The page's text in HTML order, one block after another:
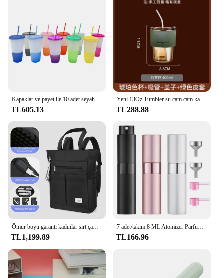
Kapaklar ve payet ile 10 adet seyahat kupalar renk değiştirme bardaklar yeniden kullanılabilir plastik bardaklar BPA ücretsiz 24 OZ soğuk buzlu kahve bardakları içecekler için
TL605.13
Yeni 13Oz Tumbler su cam cam kahve kupaları saman ve kapak buzlu çay bardağı kalınlaşmak duvar yalıtımlı cam bardak
TL288.88
Ömür boyu garanti kadınlar sırt çantası Tote çanta kızlar için işık ve yumuşak sırt çantaları Laptop çantası kadınlar için moda kadın seyahat çantaları
TL1,199.89
7 adet/takım 8 ML Atomizer Parfüm Sprey Şişesi Seyahat için Boş Köln Dağıtıcı, Seyahat için Taşınabilir Püskürtücü Mini Parfüm Atomizer
TL166.96